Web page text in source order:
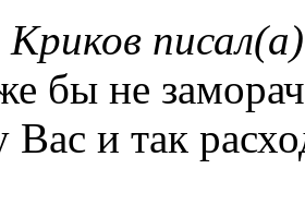
бы не
Вас и так